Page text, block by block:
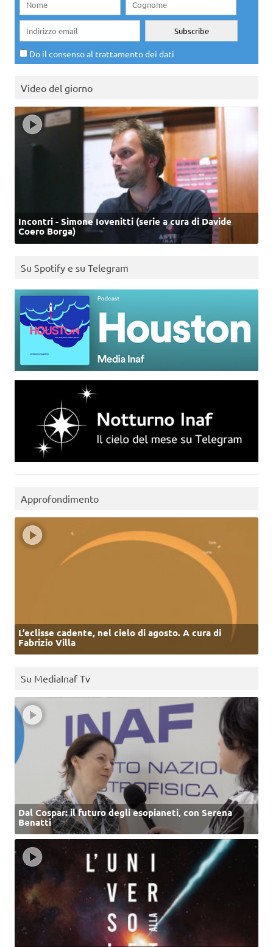
Do il consenso al trattamento dei dati
Video del giorno
Incontri - Simone Iovenitti (serie a cura di Davide
Coero Borga)
Su Spotify e su Telegram
Approfondimento
L’eclisse cadente, nel cielo di agosto. A cura di
Fabrizio Villa
Su MediaInaf Tv
Dal Cospar: il futuro degli esopianeti, con Serena
Benatti